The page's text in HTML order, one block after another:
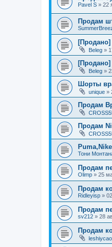
Pavel S » 22
Продам
Beleg »
Beleg »
Шорты
unique »
Продам
Продам
Puma,Nike
Тони
Продам
Olimp » 25
Продам
Ridleyisp »
Продам
sv212 » 28
Продам
leshiycao